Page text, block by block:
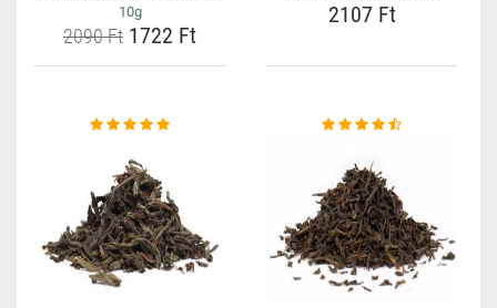
10g
2090 Ft 1722 Ft
2107 Ft